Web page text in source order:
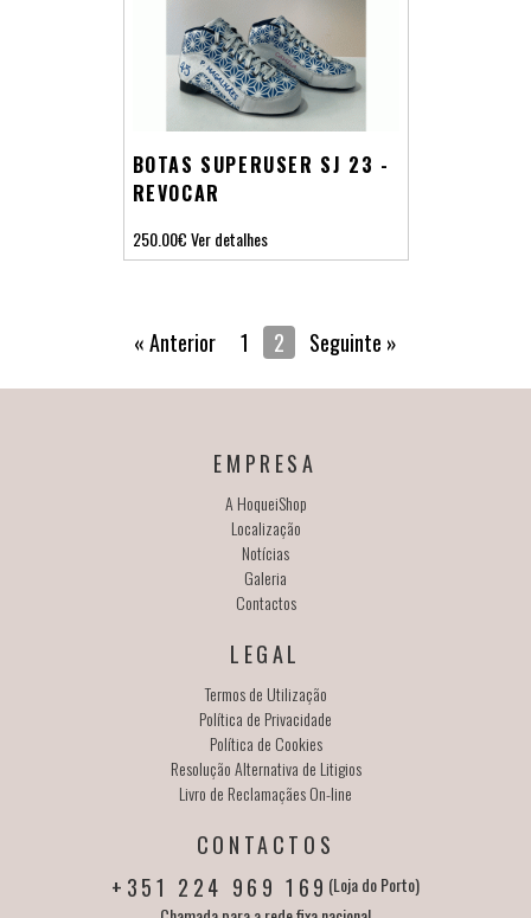
BOTAS SUPERUSER SJ 23 -
REVOCAR
250.00€Ver detalhes
« Anterior 1 2 Seguinte »
EMPRESA
A HoqueiShop
Localização
Notícias
Galeria
Contactos
LEGAL
Termos de Utilização
Política de Privacidade
Política de Cookies
Resolução Alternativa de Litigios
Livro de Reclamaçães On-line
CONTACTOS
+351 224 969 169 (Loja do Porto)